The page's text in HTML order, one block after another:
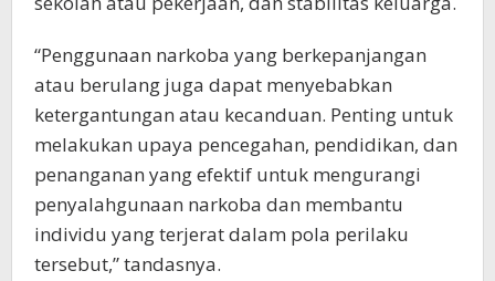
“Penggunaan narkoba yang berkepanjangan
atau berulang juga dapat menyebabkan
ketergantungan atau kecanduan. Penting untuk
melakukan upaya pencegahan, pendidikan, dan
penanganan yang efektif untuk mengurangi
penyalahgunaan narkoba dan membantu
individu yang terjerat dalam pola perilaku
tersebut,” tandasnya.